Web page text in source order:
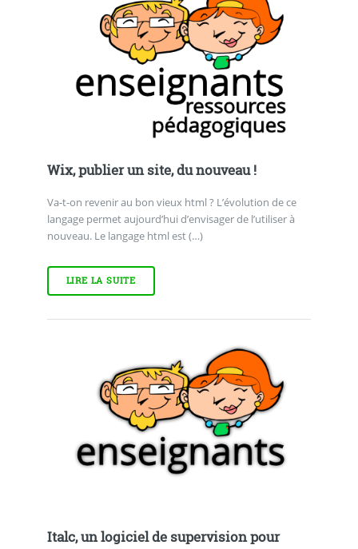
Wix, publier un site, du nouveau !
Va-t-on revenir au bon vieux html ? L’évolution de ce
langage permet aujourd’hui d’envisager de l’utiliser à
nouveau. Le langage html est (…)
LIRE LA SUITE
Italc, un logiciel de supervision pour